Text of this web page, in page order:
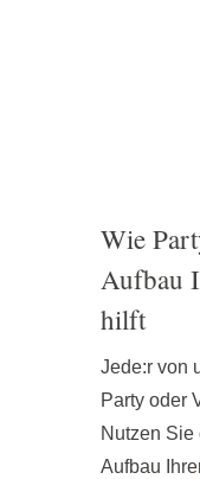
Wie
Aufbau
hilft
Jede:r von
Party oder
Nutzen Sie
Aufbau